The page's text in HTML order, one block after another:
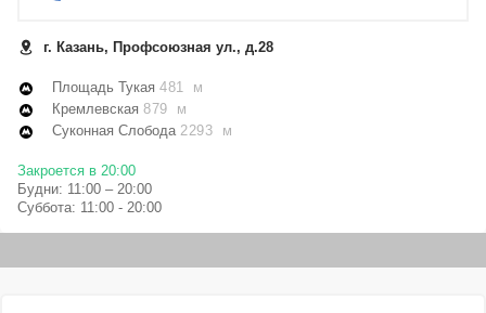
г. Казань, Профсоюзная ул., д.28
Площадь Тукая 481 м
Кремлевская 879 м
Суконная Слобода2293 м
Закроется в 20:00
Будни: 11:00 – 20:00
Суббота: 11:00 - 20:00